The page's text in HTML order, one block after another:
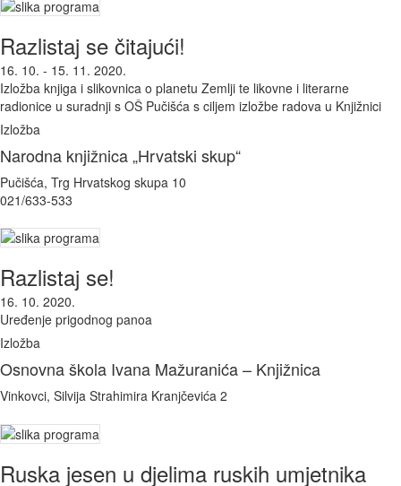
Razlistaj se čitajući!
16. 10. - 15. 11. 2020.
Izložba knjiga i slikovnica o planetu Zemlji te likovne i literarne
radionice u suradnji s OŠ Pučišća s ciljem izložbe radova u Knjižnici
Izložba
Narodna knjižnica „Hrvatski skup“
Pučišća, Trg Hrvatskog skupa 10
021/633-533
Razlistaj se!
16. 10. 2020.
Uređenje prigodnog panoa
Izložba
Osnovna škola Ivana Mažuranića – Knjižnica
Vinkovci, Silvija Strahimira Kranjčevića 2
Ruska jesen u djelima ruskih umjetnika